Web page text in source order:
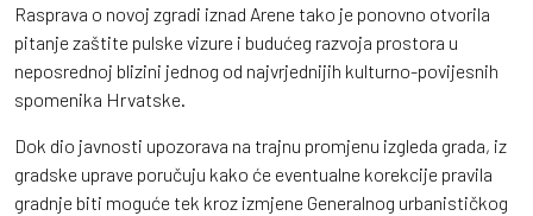
Rasprava o novoj zgradi iznad Arene tako je ponovno otvorila
pitanje zaštite pulske vizure i budućeg razvoja prostora u
neposrednoj blizini jednog od najvrjednijih kulturno-povijesnih
spomenika Hrvatske.
Dok dio javnosti upozorava na trajnu promjenu izgleda grada, iz
gradske uprave poručuju kako će eventualne korekcije pravila
gradnje biti moguće tek kroz izmjene Generalnog urbanističkog